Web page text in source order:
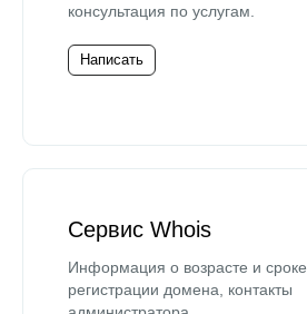
консультация по услугам.
Написать
Сервис Whois
Информация о возрасте и сроке
регистрации домена, контакты